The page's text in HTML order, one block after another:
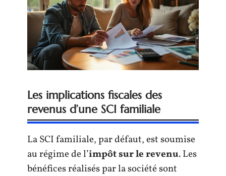
Les implications fiscales des
revenus d’une SCI familiale
La SCI familiale, par défaut, est soumise
au régime de l’impôt sur le revenu. Les
bénéfices réalisés par la société sont